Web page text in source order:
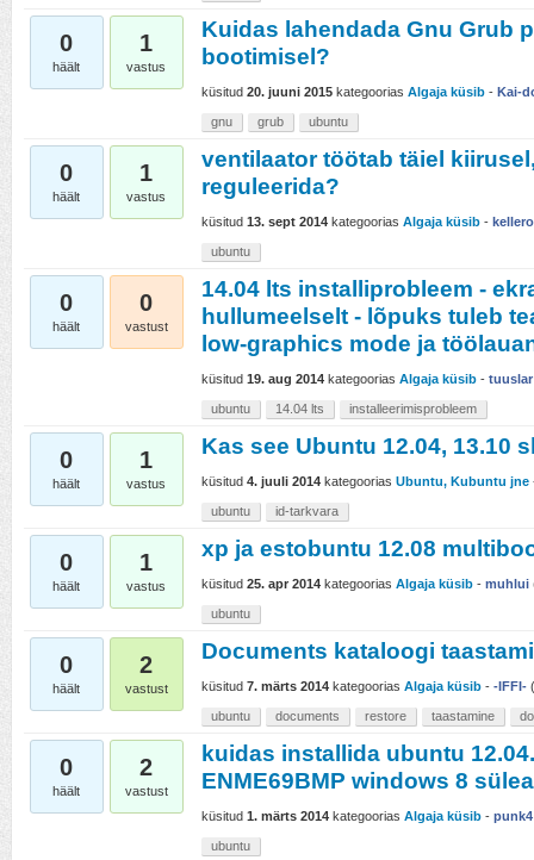
0
häält
1
vastus
Kuidas lahendada Gnu Grub
bootimisel?
küsitud 20. juuni 2015 kategoorias Algaja küsib - Kai-
gnu grub ubuntu
0
häält
1
vastus
ventilaator töötab täiel
reguleerida?
küsitud 13. sept 2014 kategoorias Algaja küsib -
ubuntu
0
häält
0
vastust
14.04 lts installiprobleem -
hullumeelselt - lõpuks tuleb
low-graphics mode ja
küsitud 19. aug 2014 kategoorias Algaja küsib - tuuslar
ubuntu 14.04 lts installeerimisprobleem
0
häält
1
vastus
Kas see Ubuntu 12.04, 13.10
küsitud 4. juuli 2014 kategoorias Ubuntu, Kubuntu jne
ubuntu id-tarkvara
0
häält
1
vastus
xp ja estobuntu 12.08
küsitud 25. apr 2014 kategoorias Algaja küsib - muhlui
ubuntu
0
häält
2
vastust
Documents kataloogi
küsitud 7. märts 2014 kategoorias Algaja küsib - -IFFI- (
ubuntu documents restore taastamine
0
häält
2
vastust
kuidas installida ubuntu
ENME69BMP windows 8
küsitud 1. märts 2014 kategoorias Algaja küsib - punk4
ubuntu